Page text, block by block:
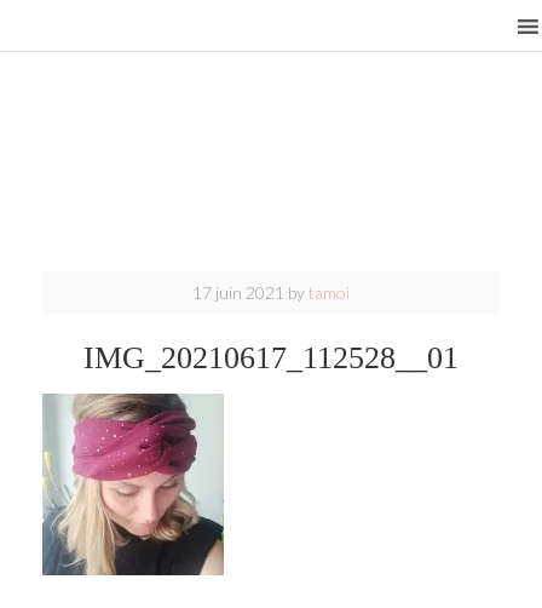
17 juin 2021 bytamoi
IMG_20210617_112528__01